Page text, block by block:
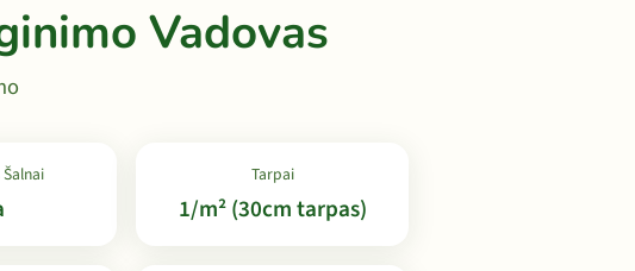
Vadovas
Tarpai
1/m² (30cm tarpas)